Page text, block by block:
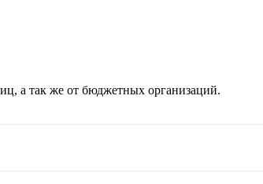
а так же от бюджетных организаций.